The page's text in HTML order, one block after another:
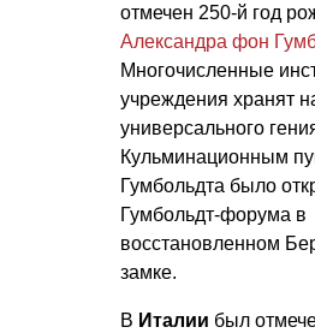
отмечен 250-й год
Александра фон
Многочисленные
учреждения хранят
универсального
Кульминационным
Гумбольдта было
Гумбольдт-форума в
восстановленном
замке.
В Италии был